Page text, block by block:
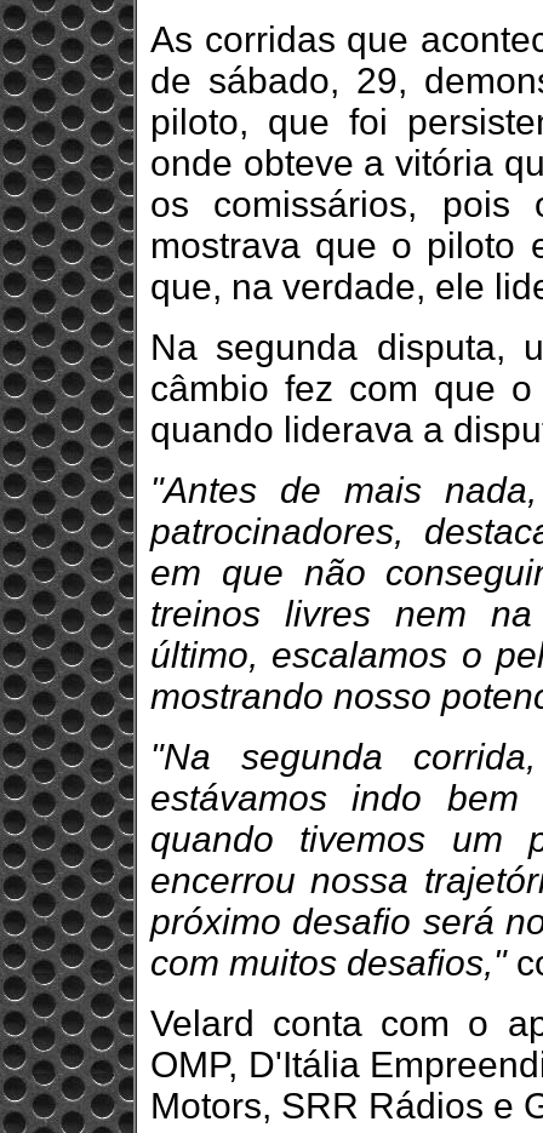
As corridas que
de sábado, 29,
piloto, que foi
onde obteve a vitória
os comissários, pois
mostrava que o piloto
que, na verdade, ele
Na segunda disputa,
câmbio fez com que
quando liderava a
"Antes de mais
patrocinadores,
em que não
treinos livres nem na
último, escalamos o
mostrando nosso
"Na segunda
estávamos indo
quando tivemos um
encerrou nossa
próximo desafio será
com muitos desafios,"
Velard conta com o
OMP, D'Itália
Motors, SRR Rádios e